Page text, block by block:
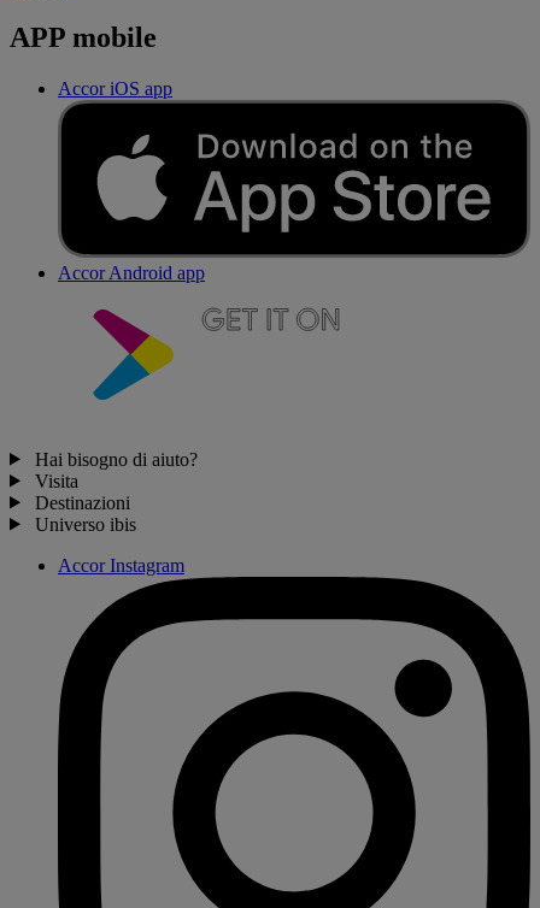
APP mobile
Accor iOS app
Accor Android app
Hai bisogno di aiuto?
Visita
Destinazioni
Universo ibis
Accor Instagram